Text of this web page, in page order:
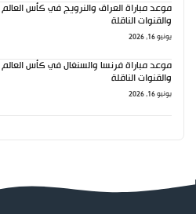
والقنوات الناقلة
يونيو 16, 2026
والقنوات الناقلة
يونيو 16, 2026